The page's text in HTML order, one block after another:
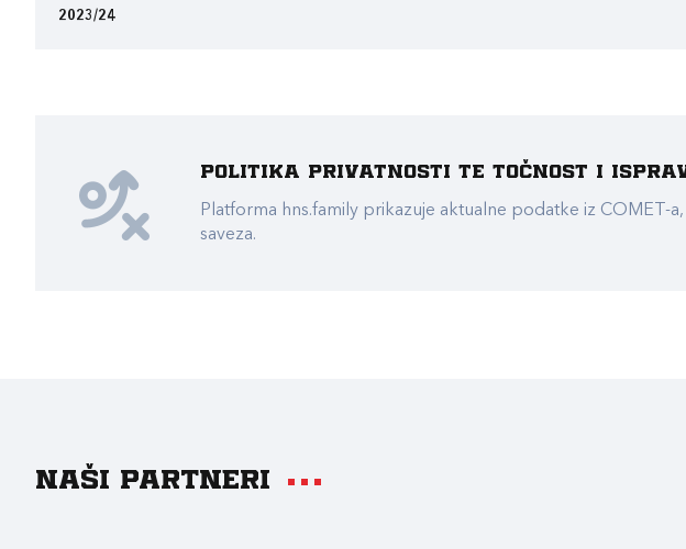
2023/24
Politika privatnosti te točnost i
Platforma hns.family prikazuje aktualne podatke iz
saveza.
Naši partneri